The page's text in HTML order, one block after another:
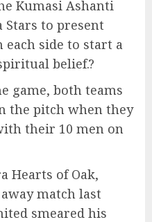
Kumasi Ashanti
Stars to present
side to start a
belief.?
game, both teams
the pitch when they
their 10 men on
Hearts of Oak,
match last
smeared his